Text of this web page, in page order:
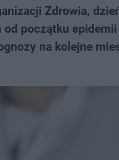
Zdrowia,
początku
na kolejne